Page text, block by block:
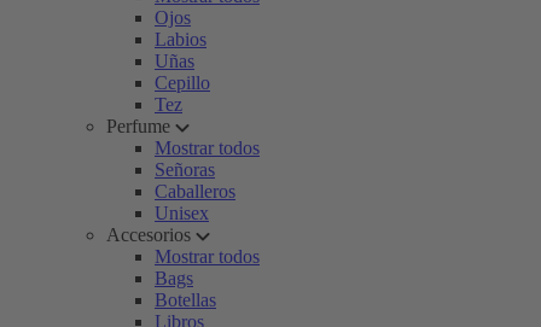
Ojos
Labios
Uñas
Cepillo
Tez
Perfume
Mostrar todos
Señoras
Caballeros
Unisex
Accesorios
Mostrar todos
Bags
Botellas
Libros